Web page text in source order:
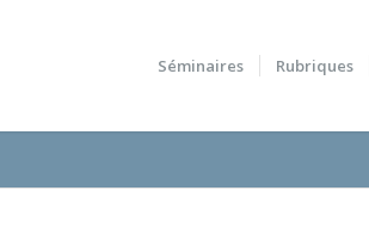
Séminaires Rubriques